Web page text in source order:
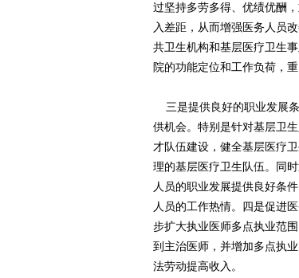
过坚持多劳多得、优绩优酬
入差距，从而增强医务人员
共卫生机构和基层医疗卫生
院的功能定位和工作负荷，
三是提供良好的职业发展
供机会。特别是针对基层卫
才队伍建设，健全基层医疗
理的基层医疗卫生队伍。同
人员的职业发展提供良好条
人员的工作热情。四是促进
步扩大执业医师多点执业范
到主治医师，并增加多点执
法劳动提高收入。